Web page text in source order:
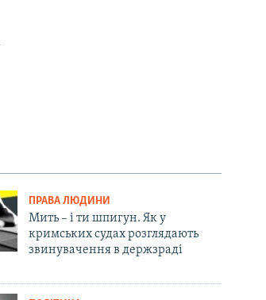
ПРАВА ЛЮДИНИ
Мить – і ти шпигун. Як у
кримських судах розглядають
звинувачення в держзраді